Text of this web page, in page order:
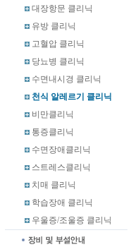
대장항문 클리닉
유방 클리닉
고혈압 클리닉
당뇨병 클리닉
수면내시경 클리닉
천식 알레르기 클리닉
비만클리닉
통증클리닉
수면장애클리닉
스트레스클리닉
치매 클리닉
학습장애 클리닉
우울증/조울증 클리닉